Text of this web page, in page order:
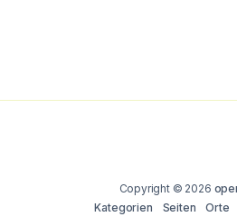
Copyright © 2026
Kategorien
Seiten Orte